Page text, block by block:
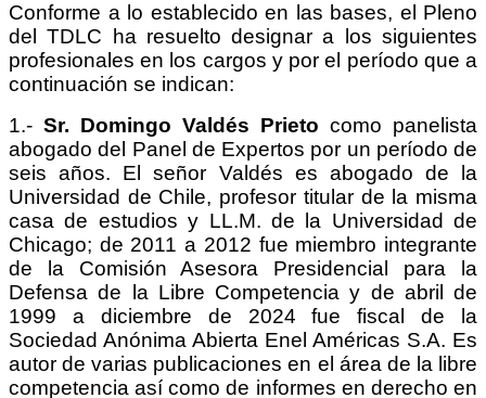
Conforme a lo establecido en las bases, el Pleno
del TDLC ha resuelto designar a los siguientes
profesionales en los cargos y por el período que a
continuación se indican:
1.- Sr. Domingo Valdés Prieto como panelista
abogado del Panel de Expertos por un período de
seis años. El señor Valdés es abogado de la
Universidad de Chile, profesor titular de la misma
casa de estudios y LL.M. de la Universidad de
Chicago; de 2011 a 2012 fue miembro integrante
de la Comisión Asesora Presidencial para la
Defensa de la Libre Competencia y de abril de
1999 a diciembre de 2024 fue fiscal de la
Sociedad Anónima Abierta Enel Américas S.A. Es
autor de varias publicaciones en el área de la libre
competencia así como de informes en derecho en